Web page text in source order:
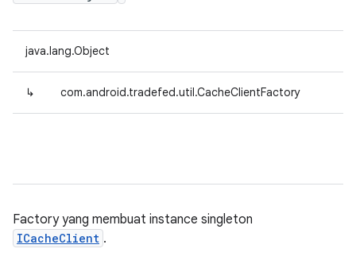
java.lang.Object
↳ com.android.tradefed.util.CacheClientFactory
Factory yang membuat instance singleton
ICacheClient .